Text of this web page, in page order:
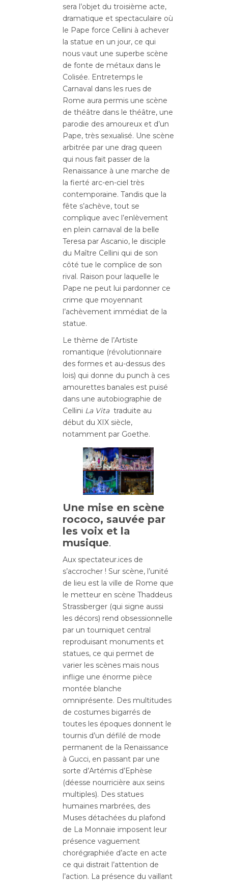
sera l’objet du troisième acte,
dramatique et spectaculaire où
le Pape force Cellini à achever
la statue en un jour, ce qui
nous vaut une superbe scène
de fonte de métaux dans le
Colisée. Entretemps le
Carnaval dans les rues de
Rome aura permis une scène
de théâtre dans le théâtre, une
parodie des amoureux et d’un
Pape, très sexualisé. Une scène
arbitrée par une drag queen
qui nous fait passer de la
Renaissance à une marche de
la fierté arc-en-ciel très
contemporaine. Tandis que la
fête s’achève, tout se
complique avec l’enlèvement
en plein carnaval de la belle
Teresa par Ascanio, le disciple
du Maître Cellini qui de son
côté tue le complice de son
rival. Raison pour laquelle le
Pape ne peut lui pardonner ce
crime que moyennant
l’achèvement immédiat de la
statue.
Le thème de l’Artiste
romantique (révolutionnaire
des formes et au-dessus des
lois) qui donne du punch à ces
amourettes banales est puisé
dans une autobiographie de
Cellini La Vitatraduite au
début du XIX siècle,
notamment par Goethe.
Une mise en scène
rococo, sauvée par
les voix et la
musique.
Aux spectateur.ices de
s’accrocher ! Sur scène, l’unité
de lieu est la ville de Rome que
le metteur en scène Thaddeus
Strassberger (qui signe aussi
les décors) rend obsessionnelle
par un tourniquet central
reproduisant monuments et
statues, ce qui permet de
varier les scènes mais nous
inflige une énorme pièce
montée blanche
omniprésente. Des multitudes
de costumes bigarrés de
toutes les époques donnent le
tournis d’un défilé de mode
permanent de la Renaissance
à Gucci, en passant par une
sorte d’Artémis d’Ephèse
(déesse nourricière aux seins
multiples). Des statues
humaines marbrées, des
Muses détachées du plafond
de La Monnaie imposent leur
présence vaguement
chorégraphiée d’acte en acte
ce qui distrait l’attention de
l’action. La présence du vaillant